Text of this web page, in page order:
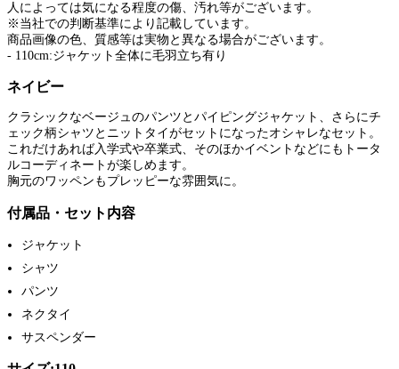
人によっては気になる程度の傷、汚れ等がございます。
※当社での判断基準により記載しています。
商品画像の色、質感等は実物と異なる場合がございます。
- 110cm:ジャケット全体に毛羽立ち有り
ネイビー
クラシックなベージュのパンツとパイピングジャケット、さらにチ
ェック柄シャツとニットタイがセットになったオシャレなセット。
これだけあれば入学式や卒業式、そのほかイベントなどにもトータ
ルコーディネートが楽しめます。
胸元のワッペンもプレッピーな雰囲気に。
付属品・セット内容
ジャケット
シャツ
パンツ
ネクタイ
サスペンダー